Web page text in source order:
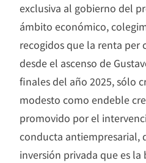
exclusiva al gobierno del
ámbito económico,
recogidos que la renta per
desde el ascenso de
finales del año 2025, sólo
modesto como endeble
promovido por el
conducta antiempresarial,
inversión privada que es